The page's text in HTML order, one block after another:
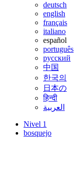
deutsch
english
français
italiano
español
português
русский
中国
한국의
日本の
हिन्दी
العربية
Nivel 1
bosquejo